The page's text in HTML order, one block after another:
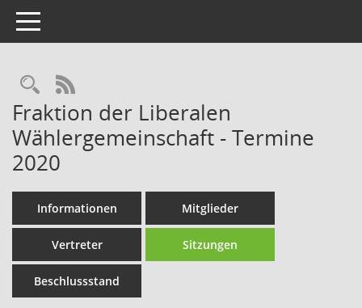
Toggle navigation
Rechercheauswahl
RSS-Feed
Fraktion der Liberalen
Wählergemeinschaft - Termine
2020
Informationen Mitglieder
Vertreter Sitzungen
Beschlussstand